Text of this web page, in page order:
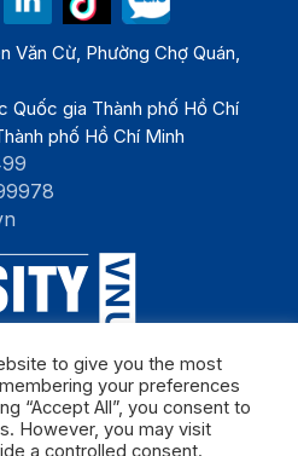
Văn Cừ, Phường Chợ Quán,
Quốc gia Thành phố Hồ Chí
phố Hồ Chí Minh
to give you the most
your preferences
“Accept All”, you consent to
However, you may visit
a controlled consent.